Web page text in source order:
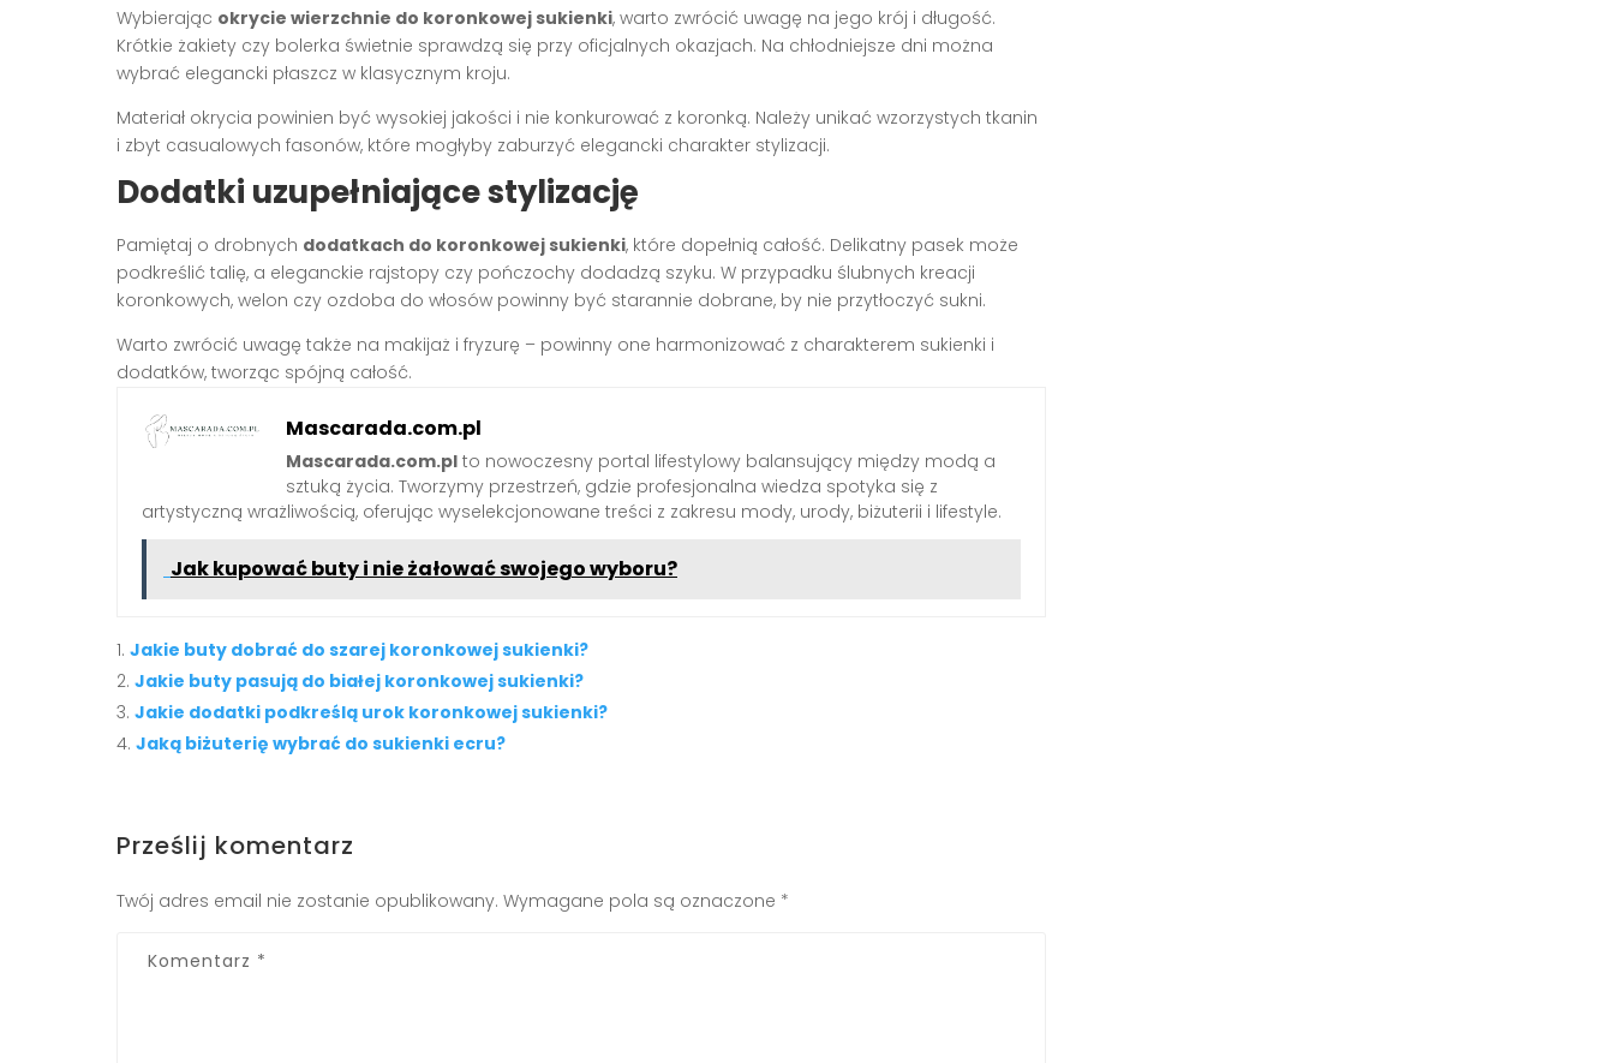
Wybierając okrycie wierzchnie do koronkowej sukienki, warto zwrócić uwagę na jego krój i długość.
Krótkie żakiety czy bolerka świetnie sprawdzą się przy oficjalnych okazjach. Na chłodniejsze dni można
wybrać elegancki płaszcz w klasycznym kroju.
Materiał okrycia powinien być wysokiej jakości i nie konkurować z koronką. Należy unikać wzorzystych tkanin
i zbyt casualowych fasonów, które mogłyby zaburzyć elegancki charakter stylizacji.
Dodatki uzupełniające stylizację
Pamiętaj o drobnych dodatkach do koronkowej sukienki, które dopełnią całość. Delikatny pasek może
podkreślić talię, a eleganckie rajstopy czy pończochy dodadzą szyku. W przypadku ślubnych kreacji
koronkowych, welon czy ozdoba do włosów powinny być starannie dobrane, by nie przytłoczyć sukni.
Warto zwrócić uwagę także na makijaż i fryzurę – powinny one harmonizować z charakterem sukienki i
dodatków, tworząc spójną całość.
Mascarada.com.pl
Mascarada.com.pl to nowoczesny portal lifestylowy balansujący między modą a
sztuką życia. Tworzymy przestrzeń, gdzie profesjonalna wiedza spotyka się z
artystyczną wrażliwością, oferując wyselekcjonowane treści z zakresu mody, urody, biżuterii i lifestyle.
Jak kupować buty i nie żałować swojego wyboru?
Jakie buty dobrać do szarej koronkowej sukienki?
Jakie buty pasują do białej koronkowej sukienki?
Jakie dodatki podkreślą urok koronkowej sukienki?
Jaką biżuterię wybrać do sukienki ecru?
Prześlij komentarz
Twój adres email nie zostanie opublikowany. Wymagane pola są oznaczone *